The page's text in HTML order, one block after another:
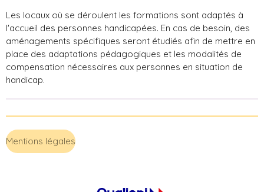
Les locaux où se déroulent les formations sont adaptés à
l'accueil des personnes handicapées. En cas de besoin, des
aménagements spécifiques seront étudiés afin de mettre en
place des adaptations pédagogiques et les modalités de
compensation nécessaires aux personnes en situation de
handicap.
Mentions légales